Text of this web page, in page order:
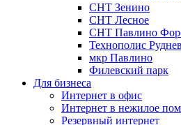
СНТ Зенино
СНТ Лесное
СНТ Павлино
Технополис
мкр Павлино
Филевский парк
Для бизнеса
Интернет в офис
Интернет в нежилое
Резервный интернет